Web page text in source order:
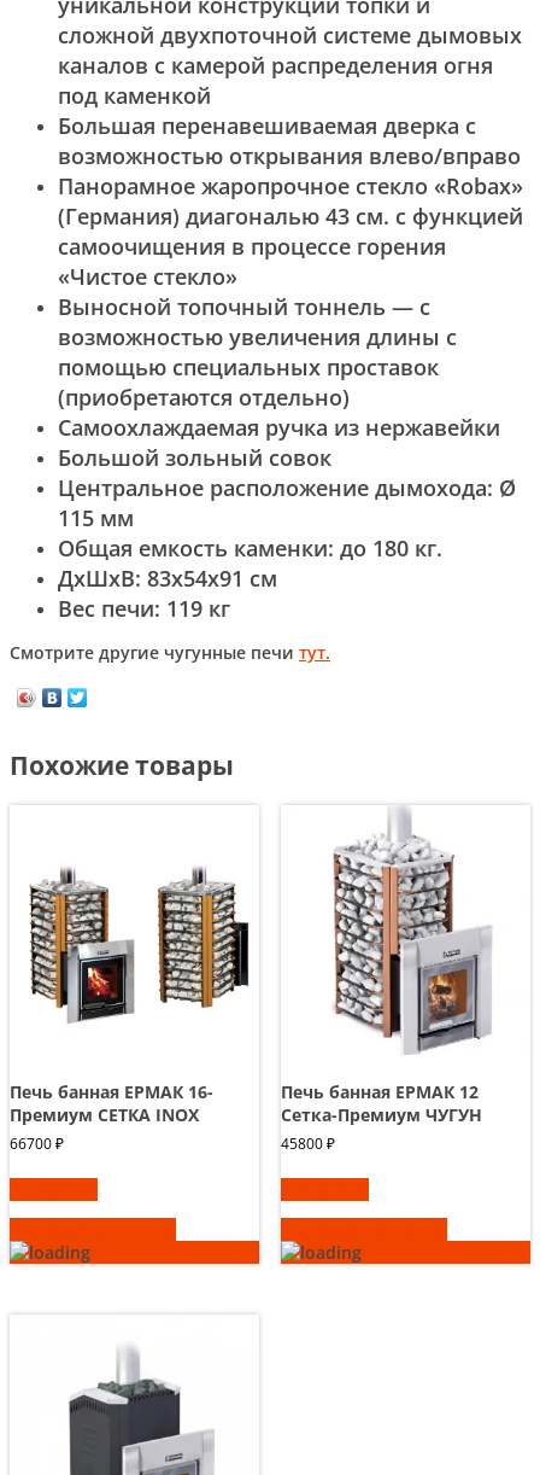
сложной двухпоточной системе дымовых
каналов с камерой распределения огня
под каменкой
Большая перенавешиваемая дверка с
возможностью открывания влево/вправо
Панорамное жаропрочное стекло «Robax»
(Германия) диагональю 43 см. с функцией
самоочищения в процессе горения
«Чистое стекло»
Выносной топочный тоннель — с
возможностью увеличения длины с
помощью специальных проставок
(приобретаются отдельно)
Самоохлаждаемая ручка из нержавейки
Большой зольный совок
Центральное расположение дымохода: Ø
115 мм
Общая емкость каменки: до 180 кг.
ДхШхВ: 83х54х91 см
Вес печи: 119 кг
Смотрите другие чугунные печи тут.
Похожие товары
Печь банная ЕРМАК 16-
Премиум СЕТКА INOX
66700₽
Печь банная ЕРМАК 12
Сетка-Премиум ЧУГУН
45800₽